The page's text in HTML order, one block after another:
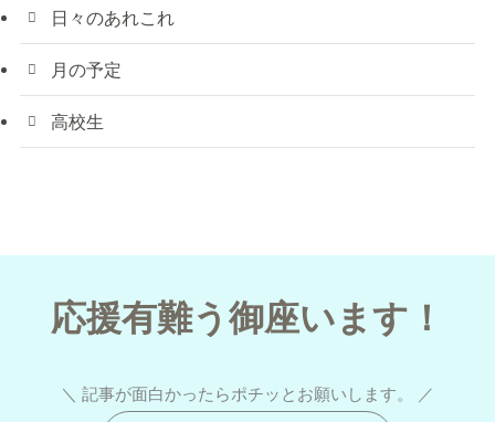
日々のあれこれ
月の予定
高校生
応援有難う御座います！
＼ 記事が面白かったらポチッとお願いします。 ／